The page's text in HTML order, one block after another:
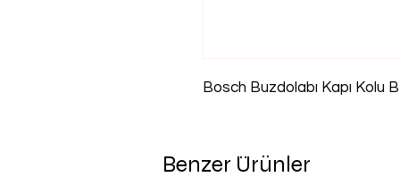
Bosch Buzdolabı Kapı Kolu
Benzer Ürünler